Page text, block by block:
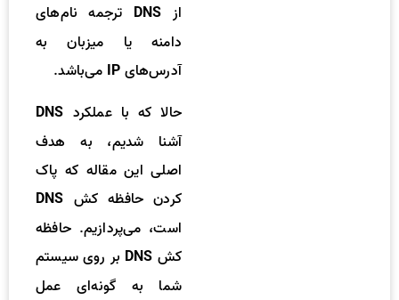
از DNS ترجمه نام‌های
دامنه یا میزبان به
آدرس‌های IP می‌باشد.
حالا که با عملکرد DNS
آشنا شدیم، به هدف
اصلی این مقاله که پاک
کردن حافظه کش DNS
است، می‌پردازیم. حافظه
کش DNS بر روی سیستم
شما به گونه‌ای عمل